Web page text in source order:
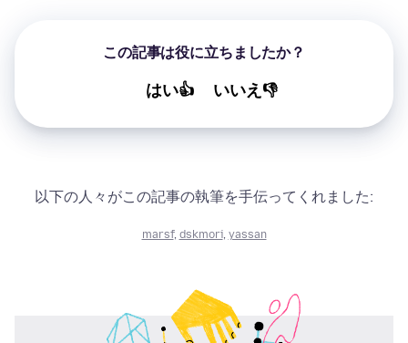
この記事は役に立ちましたか？
はい👍 いいえ👎
以下の人々がこの記事の執筆を手伝ってくれました:
marsf, dskmori, yassan